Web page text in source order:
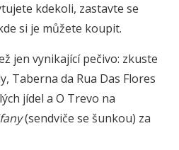
kdekoli, zastavte se
si je můžete koupit.
jen vynikající pečivo: zkuste
Taberna da Rua Das Flores
jídel a O Trevo na
(sendviče se šunkou) za